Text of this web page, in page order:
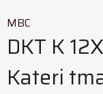
MBC
DKT K
Kateri